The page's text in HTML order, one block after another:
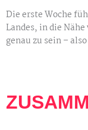
Die erste Woche
Landes, in die
genau zu sein –